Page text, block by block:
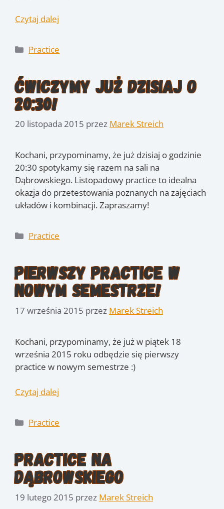
Czytaj dalej
Kategorie
Practice
Ćwiczymy już dzisiaj o
20:30!
20 listopada 2015 przez Marek Streich
Kochani, przypominamy, że już dzisiaj o godzinie
20:30 spotykamy się razem na sali na
Dąbrowskiego. Listopadowy practice to idealna
okazja do przetestowania poznanych na zajęciach
układów i kombinacji. Zapraszamy!
Kategorie
Practice
Pierwszy practice w
nowym semestrze!
17 września 2015 przez Marek Streich
Kochani, przypominamy, że już w piątek 18
września 2015 roku odbędzie się pierwszy
practice w nowym semestrze :)
Czytaj dalej
Kategorie
Practice
Practice na
Dąbrowskiego
19 lutego 2015 przez Marek Streich